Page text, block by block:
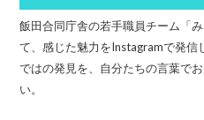
飯田合同庁舎の若手職員チーム「
て、感じた魅力をInstagramで発信
ではの発見を、自分たちの言葉で
い。